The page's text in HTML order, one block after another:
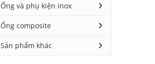
Ống và phụ kiện inox
Ống composite
Sản phẩm khác